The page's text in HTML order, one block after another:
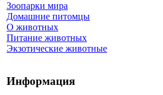
Зоопарки мира
Домашние питомцы
О животных
Питание животных
Экзотические животные
Информация